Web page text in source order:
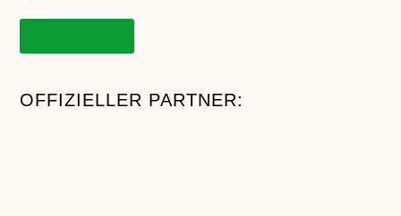
OFFIZIELLER PARTNER: